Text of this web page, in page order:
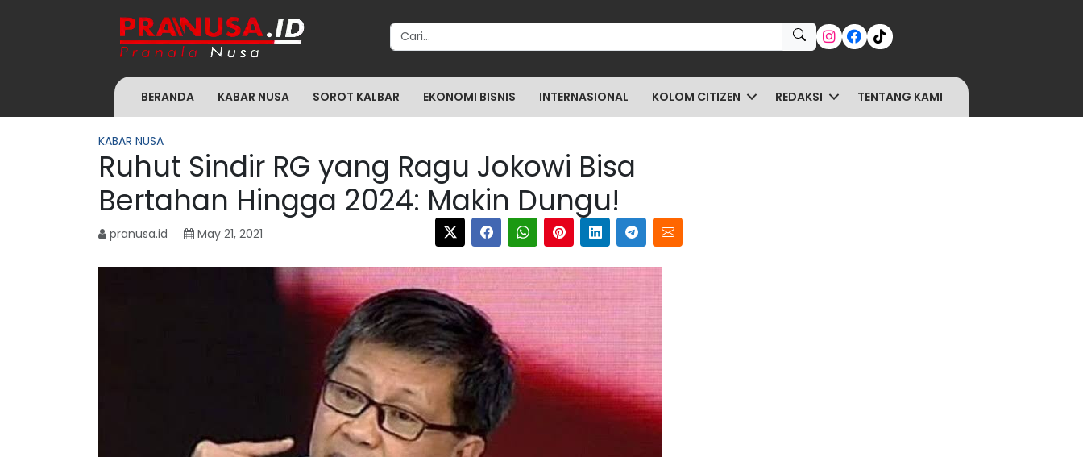
Search for:
BERANDA KABAR NUSA SOROT KALBAR EKONOMI BISNIS INTERNASIONAL KOLOM CITIZEN REDAKSI TENTANG KAMI
KABAR NUSA
Ruhut Sindir RG yang Ragu Jokowi Bisa
Bertahan Hingga 2024: Makin Dungu!
pranusa.id May 21, 2021